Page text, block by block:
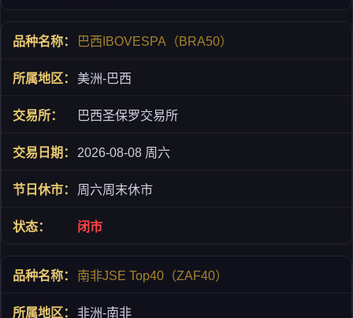
巴西IBOVESPA（BRA50）
美洲-巴西
巴西圣保罗交易所
2026-08-08 周六
周六周末休市
闭市
南非JSE Top40（ZAF40）
非洲-南非